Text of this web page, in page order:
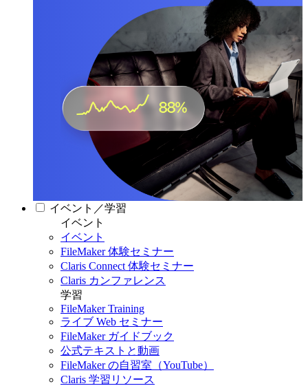
イベント／学習
イベント
イベント
FileMaker 体験セミナー
Claris Connect 体験セミナー
Claris カンファレンス
学習
FileMaker Training
ライブ Web セミナー
FileMaker ガイドブック
公式テキストと動画
FileMaker の自習室（YouTube）
Claris 学習リソース